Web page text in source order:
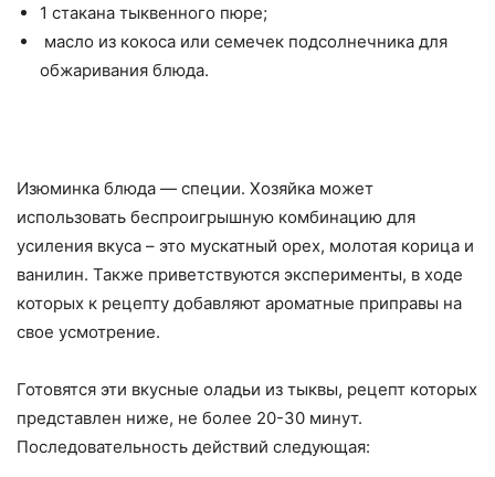
1 стакана тыквенного пюре;
масло из кокоса или семечек подсолнечника для
обжаривания блюда.
Изюминка блюда — специи. Хозяйка может
использовать беспроигрышную комбинацию для
усиления вкуса – это мускатный орех, молотая корица и
ванилин. Также приветствуются эксперименты, в ходе
которых к рецепту добавляют ароматные приправы на
свое усмотрение.
Готовятся эти вкусные оладьи из тыквы, рецепт которых
представлен ниже, не более 20-30 минут.
Последовательность действий следующая: